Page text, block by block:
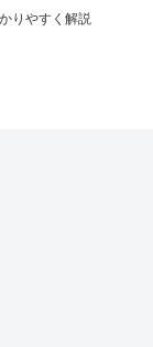
りやすく解説